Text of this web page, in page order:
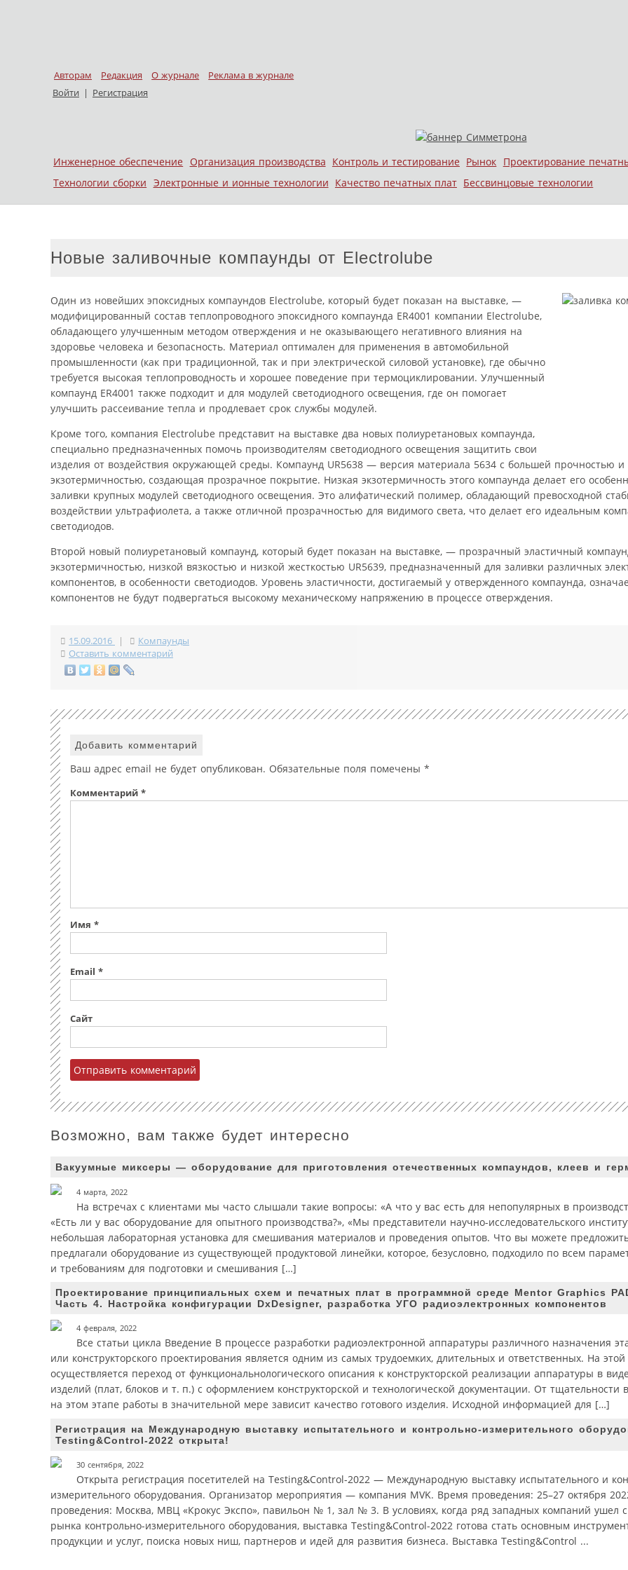
Авторам Редакция О журнале
Реклама в журнале
Войти | Регистрация
Меню
Skip to content
Инженерное обеспечение Организация производства Контроль и тестирование Рынок Проектирование
Технологии сборки Электронные и ионные технологии Качество печатных плат Бессвинцовые технологии
Новые заливочные компаунды от Electrolube
Один из новейших эпоксидных компаундов Electrolube, который будет показан на выставке, —
модифицированный состав теплопроводного эпоксидного компаунда ER4001 компании Electrolube,
обладающего улучшенным методом отверждения и не оказывающего негативного влияния на
здоровье человека и безопасность. Материал оптимален для применения в автомобильной
промышленности (как при традиционной, так и при электрической силовой установке), где обычно
требуется высокая теплопроводность и хорошее поведение при термоциклировании. Улучшенный
компаунд ER4001 также подходит и для модулей светодиодного освещения, где он помогает
улучшить рассеивание тепла и продлевает срок службы модулей.
Кроме того, компания Electrolube представит на выставке два новых полиуретановых компаунда,
специально предназначенных помочь производителям светодиодного освещения защитить свои
изделия от воздействия окружающей среды. Компаунд UR5638 — версия материала 5634 с большей прочностью и
экзотермичностью, создающая прозрачное покрытие. Низкая экзотермичность этого компаунда делает его
заливки крупных модулей светодиодного освещения. Это алифатический полимер, обладающий превосходной
воздействии ультрафиолета, а также отличной прозрачностью для видимого света, что делает его идеальным
светодиодов.
Второй новый полиуретановый компаунд, который будет показан на выставке, — прозрачный эластичный
экзотермичностью, низкой вязкостью и низкой жесткостью UR5639, предназначенный для заливки различных
компонентов, в особенности светодиодов. Уровень эластичности, достигаемый у отвержденного компаунда,
компонентов не будут подвергаться высокому механическому напряжению в процессе отверждения.
15.09.2016 |
Компаунды
Оставить комментарий
Добавить комментарий
Ваш адрес email не будет опубликован. Обязательные поля помечены *
Комментарий *
Имя *
Email *
Сайт
Возможно, вам также будет интересно
Вакуумные миксеры — оборудование для приготовления отечественных компаундов, клеев и
4 марта, 2022
На встречах с клиентами мы часто слышали такие вопросы: «А что у вас есть для непопулярных в
«Есть ли у вас оборудование для опытного производства?», «Мы представители научно-исследовательского
небольшая лабораторная установка для смешивания материалов и проведения опытов. Что вы можете
предлагали оборудование из существующей продуктовой линейки, которое, безусловно, подходило по всем
и требованиям для подготовки и смешивания […]
Проектирование принципиальных схем и печатных плат в программной среде Mentor Graphics
Часть 4. Настройка конфигурации DxDesigner, разработка УГО радиоэлектронных компонентов
4 февраля, 2022
Все статьи цикла Введение В процессе разработки радиоэлектронной аппаратуры различного назначения
или конструкторского проектирования является одним из самых трудоемких, длительных и ответственных. На этой
осуществляется переход от функционально­логического описания к конструкторской реализации аппаратуры в
изделий (плат, блоков и т. п.) с оформлением конструкторской и технологической документации. От тщательности
на этом этапе работы в значительной мере зависит качество готового изделия. Исходной информацией для […]
Регистрация на Международную выставку испытательного и контрольно-измерительного
Testing&Control-2022 открыта!
30 сентября, 2022
Открыта регистрация посетителей на Testing&Control-2022 — Международную выставку испытательного и
измерительного оборудования. Организатор мероприятия — компания MVK. Время проведения: 25–27 октября
проведения: Москва, МВЦ «Крокус Экспо», павильон № 1, зал № 3. В условиях, когда ряд западных компаний ушел с
рынка контрольно-измерительного оборудования, выставка Testing&Control-2022 готова стать основным
продукции и услуг, поиска новых ниш, партнеров и идей для развития бизнеса. Выставка Testing&Control ...